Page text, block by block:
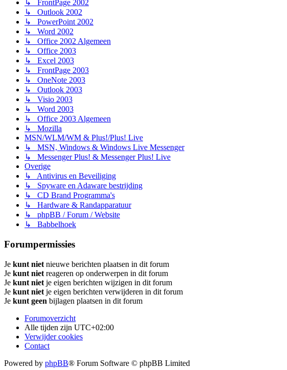
↳ FrontPage 2002
↳ Outlook 2002
↳ PowerPoint 2002
↳ Word 2002
↳ Office 2002 Algemeen
↳ Office 2003
↳ Excel 2003
↳ FrontPage 2003
↳ OneNote 2003
↳ Outlook 2003
↳ Visio 2003
↳ Word 2003
↳ Office 2003 Algemeen
↳ Mozilla
MSN/WLM/WM & Plus!/Plus! Live
↳ MSN, Windows & Windows Live Messenger
↳ Messenger Plus! & Messenger Plus! Live
Overige
↳ Antivirus en Beveiliging
↳ Spyware en Adaware bestrijding
↳ CD Brand Programma's
↳ Hardware & Randapparatuur
↳ phpBB / Forum / Website
↳ Babbelhoek
Forumpermissies
Je kunt niet nieuwe berichten plaatsen in dit forum
Je kunt niet reageren op onderwerpen in dit forum
Je kunt niet je eigen berichten wijzigen in dit forum
Je kunt niet je eigen berichten verwijderen in dit forum
Je kunt geen bijlagen plaatsen in dit forum
Forumoverzicht
Alle tijden zijn UTC+02:00
Verwijder cookies
Contact
Powered by phpBB® Forum Software © phpBB Limited